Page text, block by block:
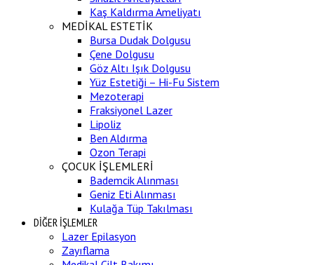
Kaş Kaldırma Ameliyatı
MEDİKAL ESTETİK
Bursa Dudak Dolgusu
Çene Dolgusu
Göz Altı Işık Dolgusu
Yüz Estetiği – Hi-Fu Sistem
Mezoterapi
Fraksiyonel Lazer
Lipoliz
Ben Aldırma
Ozon Terapi
ÇOCUK İŞLEMLERİ
Bademcik Alınması
Geniz Eti Alınması
Kulağa Tüp Takılması
DİĞER İŞLEMLER
Lazer Epilasyon
Zayıflama